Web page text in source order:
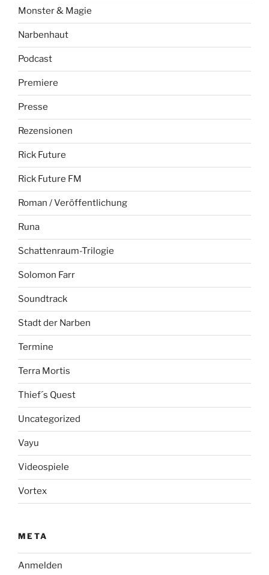
Monster & Magie
Narbenhaut
Podcast
Premiere
Presse
Rezensionen
Rick Future
Rick Future FM
Roman / Veröffentlichung
Runa
Schattenraum-Trilogie
Solomon Farr
Soundtrack
Stadt der Narben
Termine
Terra Mortis
Thief´s Quest
Uncategorized
Vayu
Videospiele
Vortex
META
Anmelden